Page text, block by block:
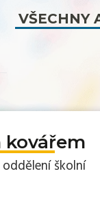
VŠECHNY
kovářem
školní